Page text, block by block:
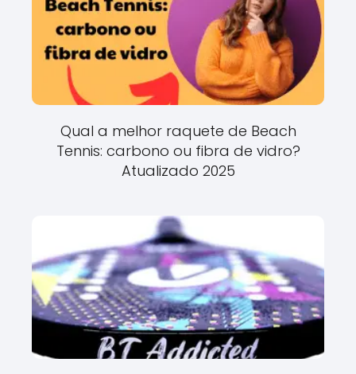
Qual a melhor raquete de Beach
Tennis: carbono ou fibra de vidro?
Atualizado 2025